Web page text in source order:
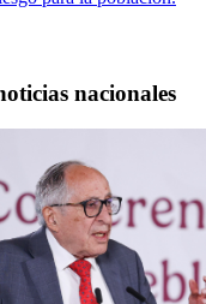
nacionales